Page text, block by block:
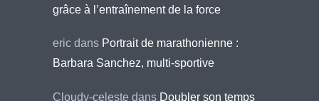
grâce à l’entraînement de la force
eric dans Portrait de marathonienne :
Barbara Sanchez, multi-sportive
Cloudy-celeste dans Doubler son temps